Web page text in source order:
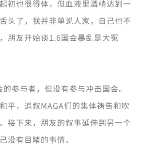
初也很得体，但血液里酒精达到一
头了，我并非单说人家，自己也不
朋友开始谈1.6国会暴乱是大冤
参与者，但没有参与冲击国会。
平，追叙MAGA们的集体祷告和吹
接下来，朋友的叙事延伸到另一个
没有目睹的事情。